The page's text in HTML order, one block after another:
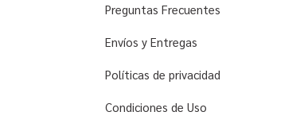
Preguntas Frecuentes
Envíos y Entregas
Políticas de privacidad
Condiciones de Uso